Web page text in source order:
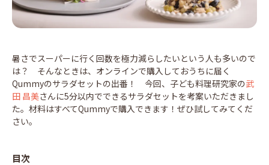
暑さでスーパーに行く回数を極力減らしたいという人も多いので
は？ そんなときは、オンラインで購入しておうちに届く
Qummyのサラダセットの出番！ 今回、子ども料理研究家の武
田 昌美さんに5分以内でできるサラダセットを考案いただきまし
た。材料はすべてQummyで購入できます！ぜひ試してみてくだ
さい。
目次